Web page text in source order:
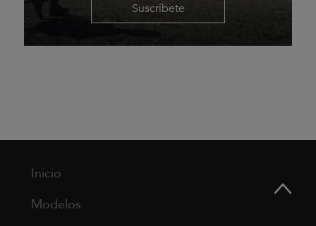
Suscríbete
Inicio
Modelos